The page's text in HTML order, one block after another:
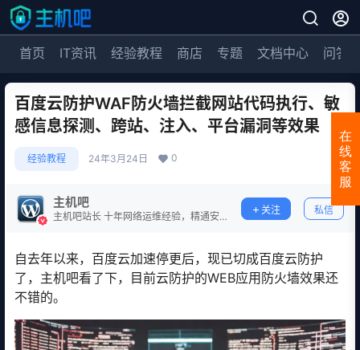
首页 IT资讯 经验教程 商店 专题 文档中心 问答
百度云防护WAF防火墙拦截网站代码执行、敏
感信息探测、跨站、注入、平台漏洞等效果
经验教程 24年3月24日 0
主机吧
主机吧站长 十年网络运维经验，精通安
关注 私信
自去年以来，百度云加速停更后，现已切成百度云防护
了，主机吧看了下，目前云防护的WEB应用防火墙效果还
不错的。
在
线
客
服